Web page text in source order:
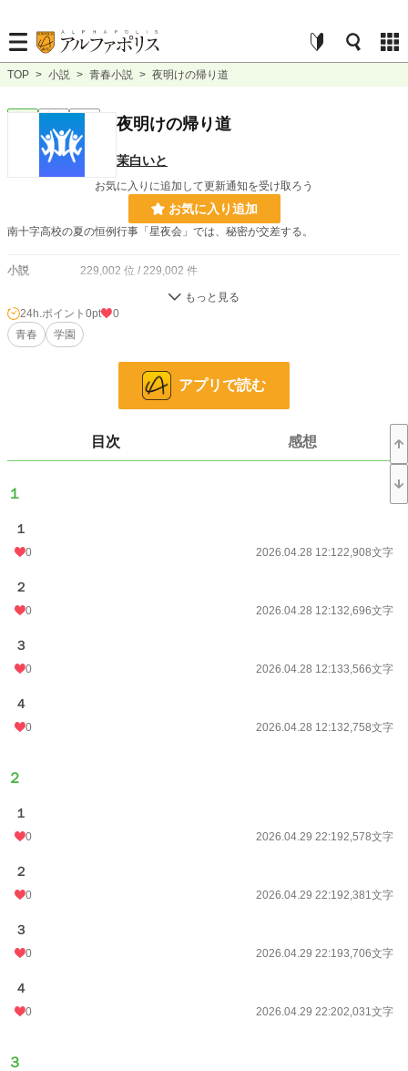
TOP > 小説 > 青春小説 > 夜明けの帰り道
完結 長編 夜明けの帰り道
茉白いと
お気に入りに追加して更新通知を受け取ろう
お気に入り追加
南十字高校の夏の恒例行事「星夜会」では、秘密が交差する。
小説 229,002 位 / 229,002 件
お気に入り 0
初回公開日時 2026.04.28 12:12
初回完結日時
週間ポイント
月間ポイント
年間ポイント
24h.ポイント 0pt
0
青春
学園
アプリで読む
目次 感想
１
１
0 2026.04.28 12:122,908文字
２
0 2026.04.28 12:132,696文字
３
0 2026.04.28 12:133,566文字
４
0 2026.04.28 12:132,758文字
２
１
0 2026.04.29 22:192,578文字
２
0 2026.04.29 22:192,381文字
３
0 2026.04.29 22:193,706文字
４
0 2026.04.29 22:202,031文字
３